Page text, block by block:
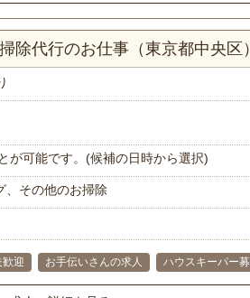
除代行のお仕事（東京都中央区
が可能です。(候補の日時から選択)
、その他のお掃除
歓迎 お手伝いさんの求人 ハウスキーパー